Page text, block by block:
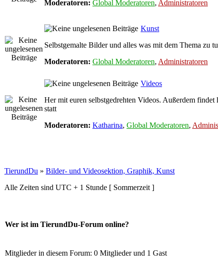
Moderatoren: Global Moderatoren, Administratoren
Kunst
Selbstgemalte Bilder und alles was mit dem Thema zu
Moderatoren: Global Moderatoren, Administratoren
Videos
Her mit euren selbstgedrehten Videos. Außerdem
statt
Moderatoren: Katharina, Global Moderatoren,
TierundDu » Bilder- und Videosektion, Graphik, Kunst
Alle Zeiten sind UTC + 1 Stunde [ Sommerzeit ]
Wer ist im TierundDu-Forum online?
Mitglieder in diesem Forum: 0 Mitglieder und 1 Gast